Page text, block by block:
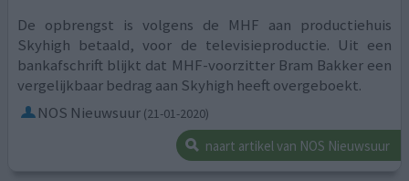
De opbrengst is volgens de MHF aan productiehuis
Skyhigh betaald, voor de televisieproductie. Uit een
bankafschrift blijkt dat MHF-voorzitter Bram Bakker een
vergelijkbaar bedrag aan Skyhigh heeft overgeboekt.
NOS Nieuwsuur (21-01-2020)
naart artikel van NOS Nieuwsuur